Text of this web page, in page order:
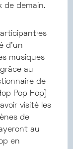
de demain.
d’un
musiques
au
de
Pop Hop)
visité les
de
au
en